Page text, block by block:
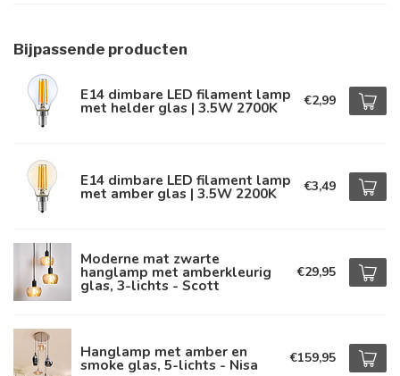
Bijpassende producten
E14 dimbare LED filament lamp
met helder glas | 3.5W 2700K €2,99
E14 dimbare LED filament lamp
met amber glas | 3.5W 2200K €3,49
Moderne mat zwarte
hanglamp met amberkleurig
glas, 3-lichts - Scott
€29,95
Hanglamp met amber en
smoke glas, 5-lichts - Nisa €159,95